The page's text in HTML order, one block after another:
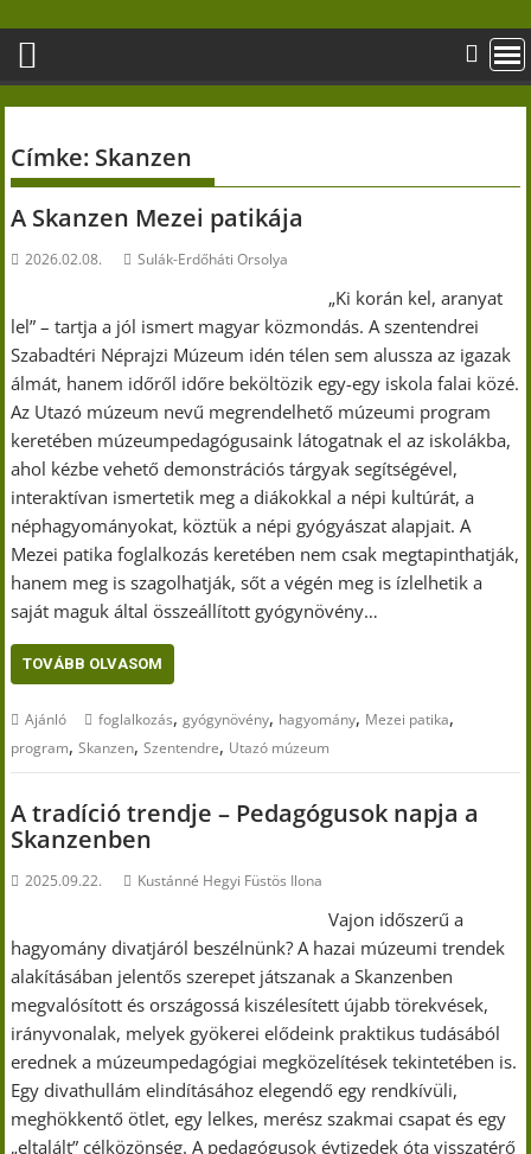
content
Címke: Skanzen
A Skanzen Mezei patikája
2026.02.08. Sulák-Erdőháti Orsolya
„Ki korán kel, aranyat
lel” – tartja a jól ismert magyar közmondás. A szentendrei
Szabadtéri Néprajzi Múzeum idén télen sem alussza az igazak
álmát, hanem időről időre beköltözik egy-egy iskola falai közé.
Az Utazó múzeum nevű megrendelhető múzeumi program
keretében múzeumpedagógusaink látogatnak el az iskolákba,
ahol kézbe vehető demonstrációs tárgyak segítségével,
interaktívan ismertetik meg a diákokkal a népi kultúrát, a
néphagyományokat, köztük a népi gyógyászat alapjait. A
Mezei patika foglalkozás keretében nem csak megtapinthatják,
hanem meg is szagolhatják, sőt a végén meg is ízlelhetik a
saját maguk által összeállított gyógynövény…
TOVÁBB OLVASOM
Ajánló foglalkozás,gyógynövény, hagyomány, Mezei patika,
program,Skanzen,Szentendre, Utazó múzeum
A tradíció trendje – Pedagógusok napja a
Skanzenben
2025.09.22. Kustánné Hegyi Füstös Ilona
Vajon időszerű a
hagyomány divatjáról beszélnünk? A hazai múzeumi trendek
alakításában jelentős szerepet játszanak a Skanzenben
megvalósított és országossá kiszélesített újabb törekvések,
irányvonalak, melyek gyökerei elődeink praktikus tudásából
erednek a múzeumpedagógiai megközelítések tekintetében is.
Egy divathullám elindításához elegendő egy rendkívüli,
meghökkentő ötlet, egy lelkes, merész szakmai csapat és egy
„eltalált” célközönség. A pedagógusok évtizedek óta visszatérő